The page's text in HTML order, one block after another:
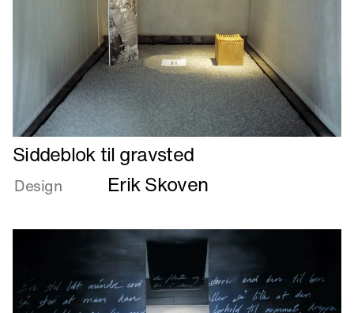
Læs
mere
om
Siddeblok til gravsted
Design Erik Skoven